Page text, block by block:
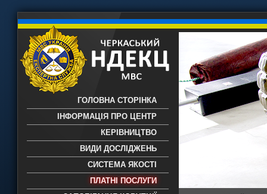
ГОЛОВНА СТОРІНКА
ІНФОРМАЦІЯ ПРО ЦЕНТР
КЕРІВНИЦТВО
ВИДИ ДОСЛІДЖЕНЬ
СИСТЕМА ЯКОСТІ
ПЛАТНІ ПОСЛУГИ